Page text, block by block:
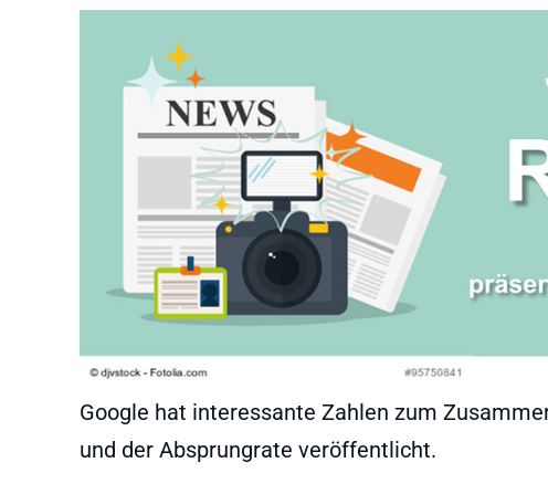
Google hat interessante Zahlen zum
und der Absprungrate veröffentlicht.